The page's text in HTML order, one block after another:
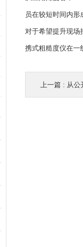
员在较短时间内
对于希望提升现场
携式粗糙度仪在一
上一篇 : 从公